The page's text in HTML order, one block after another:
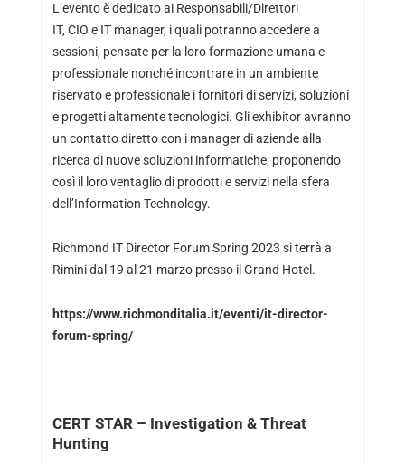
L’evento è dedicato ai Responsabili/Direttori
IT, CIO e IT manager, i quali potranno accedere a
sessioni, pensate per la loro formazione umana e
professionale nonché incontrare in un ambiente
riservato e professionale i fornitori di servizi, soluzioni
e progetti altamente tecnologici. Gli exhibitor avranno
un contatto diretto con i manager di aziende alla
ricerca di nuove soluzioni informatiche, proponendo
così il loro ventaglio di prodotti e servizi nella sfera
dell’Information Technology.
Richmond IT Director Forum Spring 2023 si terrà a
Rimini dal 19 al 21 marzo presso il Grand Hotel.
https://www.richmonditalia.it/eventi/it-director-
forum-spring/
CERT STAR – Investigation & Threat
Hunting